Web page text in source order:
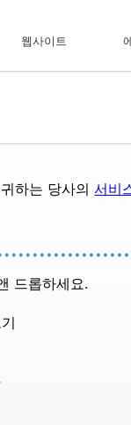
웹사이트
하는 당사의서비
드롭하세요.